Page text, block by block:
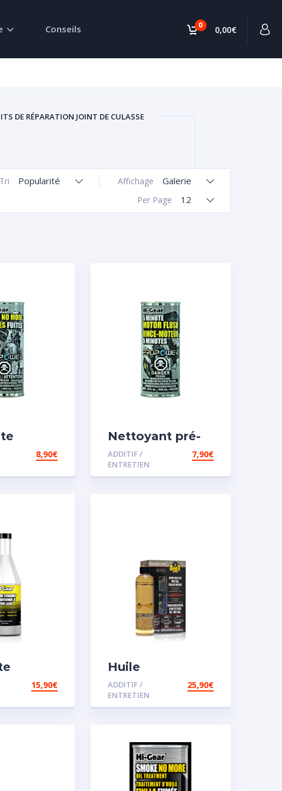
0 0,00€
Conseils
DE RÉPARATION JOINT DE CULASSE
Affichage Galerie
Tri Popularité
Per Page 12
8,90€
Nettoyant pré-
vidange
ADDITIF /
ENTRETIEN
7,90€
pour
15,90€
Huile
Remétallisant
Moteur SMT2
ADDITIF /
ENTRETIEN
25,90€